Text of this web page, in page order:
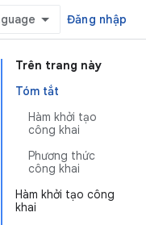
Đăng nhập
Trên trang này
Tóm tắt
Hàm khởi tạo
công khai
Phương thức
công khai
Hàm khởi tạo công
khai